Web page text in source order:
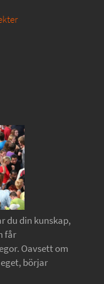
du din kunskap,
får
Oavsett om
börjar